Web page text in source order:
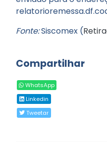
Fonte:Siscomex (
Compartilhar
WhatsApp
Linkedin
Tweetar